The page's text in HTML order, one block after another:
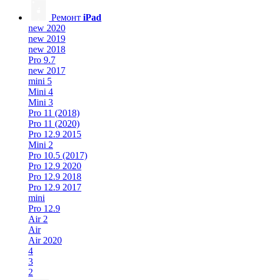
Ремонт iPad
new 2020
new 2019
new 2018
Pro 9.7
new 2017
mini 5
Mini 4
Mini 3
Pro 11 (2018)
Pro 11 (2020)
Pro 12.9 2015
Mini 2
Pro 10.5 (2017)
Pro 12.9 2020
Pro 12.9 2018
Pro 12.9 2017
mini
Pro 12.9
Air 2
Air
Air 2020
4
3
2